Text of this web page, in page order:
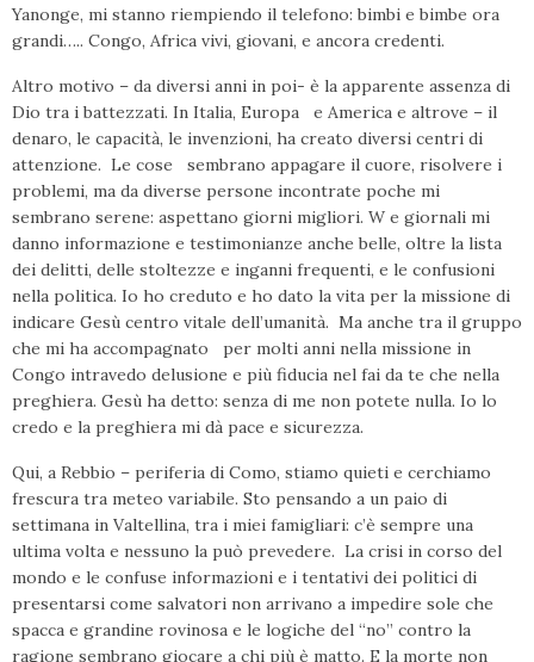
Yanonge, mi stanno riempiendo il telefono: bimbi e bimbe ora
grandi….. Congo, Africa vivi, giovani, e ancora credenti.
Altro motivo – da diversi anni in poi- è la apparente assenza di
Dio tra i battezzati. In Italia, Europa e America e altrove – il
denaro, le capacità, le invenzioni, ha creato diversi centri di
attenzione. Le cose sembrano appagare il cuore, risolvere i
problemi, ma da diverse persone incontrate poche mi
sembrano serene: aspettano giorni migliori. W e giornali mi
danno informazione e testimonianze anche belle, oltre la lista
dei delitti, delle stoltezze e inganni frequenti, e le confusioni
nella politica. Io ho creduto e ho dato la vita per la missione di
indicare Gesù centro vitale dell’umanità. Ma anche tra il gruppo
che mi ha accompagnato per molti anni nella missione in
Congo intravedo delusione e più fiducia nel fai da te che nella
preghiera. Gesù ha detto: senza di me non potete nulla. Io lo
credo e la preghiera mi dà pace e sicurezza.
Qui, a Rebbio – periferia di Como, stiamo quieti e cerchiamo
frescura tra meteo variabile. Sto pensando a un paio di
settimana in Valtellina, tra i miei famigliari: c’è sempre una
ultima volta e nessuno la può prevedere. La crisi in corso del
mondo e le confuse informazioni e i tentativi dei politici di
presentarsi come salvatori non arrivano a impedire sole che
spacca e grandine rovinosa e le logiche del “no” contro la
ragione sembrano giocare a chi più è matto. E la morte non